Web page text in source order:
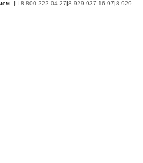
| 8 800 222-04-27|8 929 937-16-97|8 929